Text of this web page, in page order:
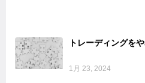
トレーディングを
1月 23, 2024